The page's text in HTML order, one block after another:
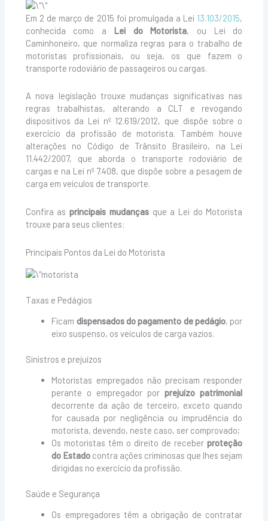
Em 2 de março de 2015 foi promulgada a Lei 13.103/2015,
conhecida como a Lei do Motorista, ou Lei do
Caminhoneiro, que normaliza regras para o trabalho de
motoristas profissionais, ou seja, os que fazem o
transporte rodoviário de passageiros ou cargas.
A nova legislação trouxe mudanças significativas nas
regras trabalhistas, alterando a CLT e revogando
dispositivos da Lei nº 12.619/2012, que dispõe sobre o
exercício da profissão de motorista. Também houve
alterações no Código de Trânsito Brasileiro, na Lei
11.442/2007, que aborda o transporte rodoviário de
cargas e na Lei nº 7.408, que dispõe sobre a pesagem de
carga em veículos de transporte.
Confira asprincipais mudançasque a Lei do Motorista
trouxe para seus clientes:
Principais Pontos da Lei do Motorista
Taxas e Pedágios
Ficam dispensados do pagamento de pedágio, por
eixo suspenso, os veículos de carga vazios.
Sinistros e prejuízos
Motoristas empregados não precisam responder
perante o empregador porprejuízo patrimonial
decorrente da ação de terceiro, exceto quando
for causada por negligência ou imprudência do
motorista, devendo, neste caso, ser comprovado;
Os motoristas têm o direito de receberproteção
do Estadocontra ações criminosas que lhes sejam
dirigidas no exercício da profissão.
Saúde e Segurança
Os empregadores têm a obrigação de contratar